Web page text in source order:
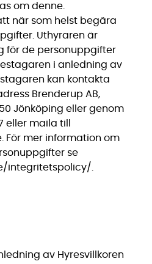
om denne.
när som helst begära
Uthyraren är
för de personuppgifter
i anledning av
kan kontakta
Brenderup AB,
Jönköping eller genom
eller maila till
För mer information om
se
integritetspolicy/.
av Hyresvillkoren